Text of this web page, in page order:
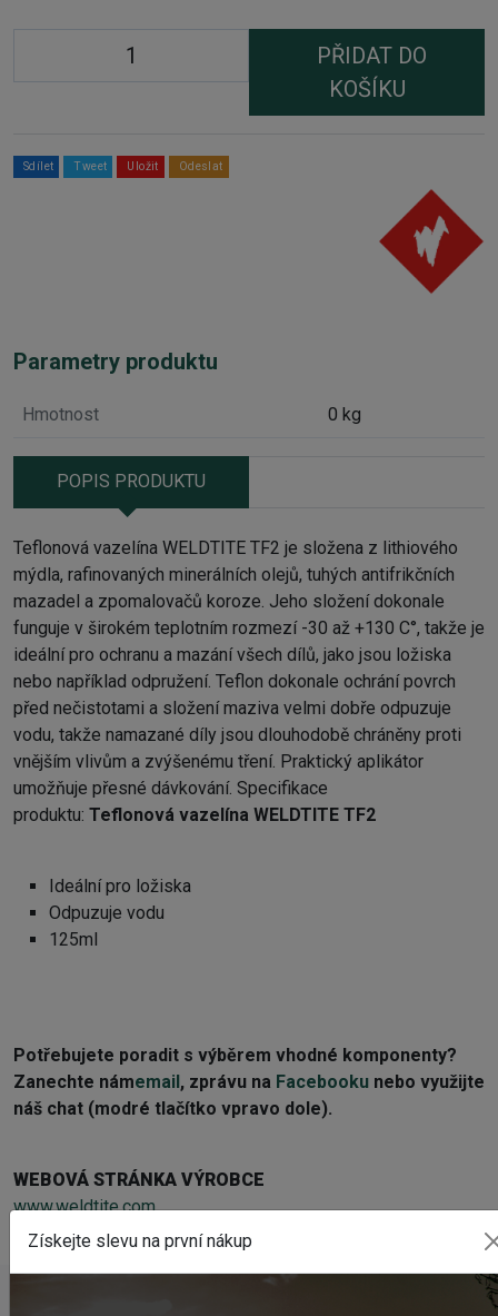
PŘIDAT DO
KOŠÍKU
Sdílet Tweet Uložit Odeslat
Parametry produktu
Hmotnost 0 kg
POPIS PRODUKTU
Teflonová vazelína WELDTITE TF2 je složena z lithiového
mýdla, rafinovaných minerálních olejů, tuhých antifrikčních
mazadel a zpomalovačů koroze. Jeho složení dokonale
funguje v širokém teplotním rozmezí -30 až +130 C°, takže je
ideální pro ochranu a mazání všech dílů, jako jsou ložiska
nebo například odpružení. Teflon dokonale ochrání povrch
před nečistotami a složení maziva velmi dobře odpuzuje
vodu, takže namazané díly jsou dlouhodobě chráněny proti
vnějším vlivům a zvýšenému tření. Praktický aplikátor
umožňuje přesné dávkování. Specifikace
produktu: Teflonová vazelína WELDTITE TF2
Ideální pro ložiska
Odpuzuje vodu
125ml
Potřebujete poradit s výběrem vhodné komponenty?
Zanechte námemail, zprávu na Facebooku nebo využijte
náš chat (modré tlačítko vpravo dole).
WEBOVÁ STRÁNKA VÝROBCE
www.weldtite.com
Získejte slevu na první nákup